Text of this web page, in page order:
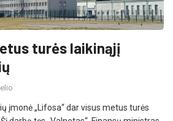
turės laikinąjį
įmonė „Lifosa“ dar visus metus turės